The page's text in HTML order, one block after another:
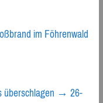
im Föhrenwald
überschlagen → 26-